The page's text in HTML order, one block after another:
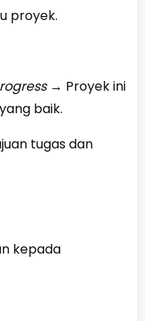
proyek.
→ Proyek ini
baik.
tugas dan
kepada